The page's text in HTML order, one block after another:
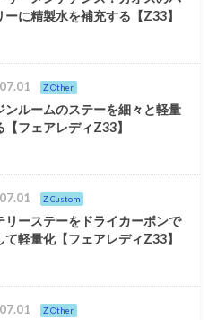
ーに精製水を補充する【Z33】
Z Other
ンルームのステーを細々と軽量
【フェアレディZ33】
Z Custom
リーステーをドライカーボンで
て軽量化【フェアレディZ33】
Z Other